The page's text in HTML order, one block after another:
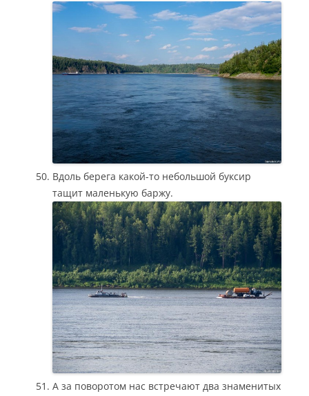
Вдоль берега какой-то небольшой буксир
тащит маленькую баржу.
А за поворотом нас встречают два знаменитых